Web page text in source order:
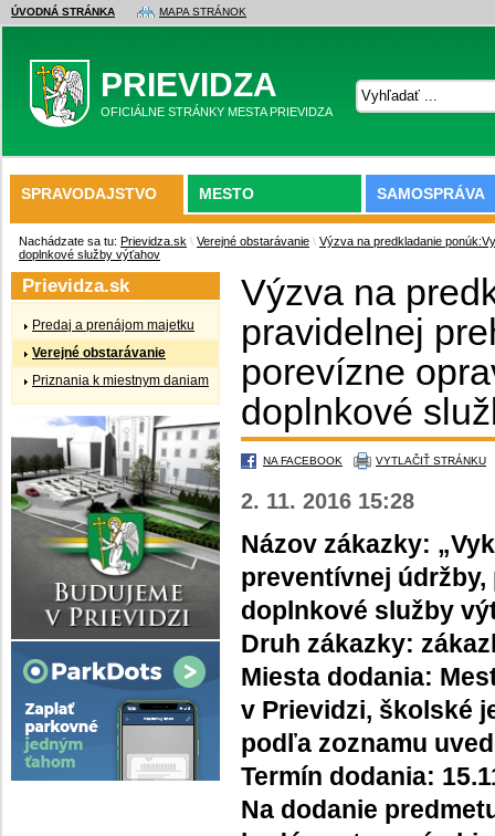
ÚVODNÁ STRÁNKA MAPA STRÁNOK
PRIEVIDZA
OFICIÁLNE STRÁNKY MESTA PRIEVIDZA
SPRAVODAJSTVO MESTO SAMOSPRÁVA
Nachádzate sa tu: Prievidza.sk \ Verejné obstarávanie \ Výzva na predkladanie
doplnkové služby výťahov
Výzva na
pravidelnej
porevízne
doplnkové
NA FACEBOOK VYTLAČIŤ STRÁNKU
2. 11. 2016 15:28
Názov zákazky:
preventívnej
doplnkové služby
Druh zákazky:
Miesta dodania:
v Prievidzi, školské
podľa zoznamu
Termín dodania:
Na dodanie
Prievidza.sk
Predaj a prenájom majetku
Verejné obstarávanie
Priznania k miestnym daniam